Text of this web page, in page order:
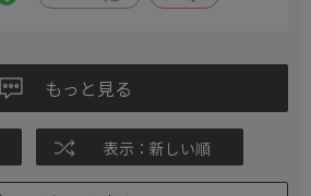
もっと見る
表示：新しい順